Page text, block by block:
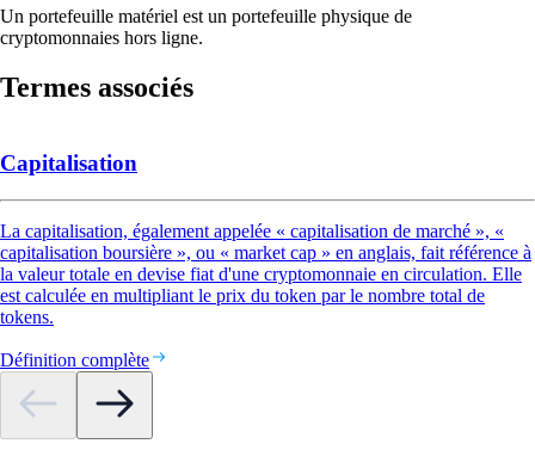
Un portefeuille matériel est un portefeuille physique de
cryptomonnaies hors ligne.
Termes associés
Capitalisation
La capitalisation, également appelée « capitalisation de marché », «
capitalisation boursière », ou « market cap » en anglais, fait référence à
la valeur totale en devise fiat d'une cryptomonnaie en circulation. Elle
est calculée en multipliant le prix du token par le nombre total de
tokens.
Définition complète